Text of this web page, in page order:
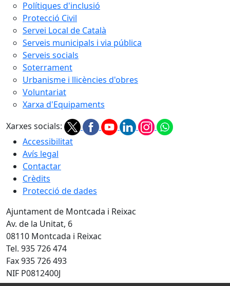
Polítiques d'inclusió
Protecció Civil
Servei Local de Català
Serveis municipals i via pública
Serveis socials
Soterrament
Urbanisme i llicències d'obres
Voluntariat
Xarxa d'Equipaments
Xarxes socials:
Accessibilitat
Avís legal
Contactar
Crèdits
Protecció de dades
Ajuntament de Montcada i Reixac
Av. de la Unitat, 6
08110 Montcada i Reixac
Tel. 935 726 474
Fax 935 726 493
NIF P0812400J